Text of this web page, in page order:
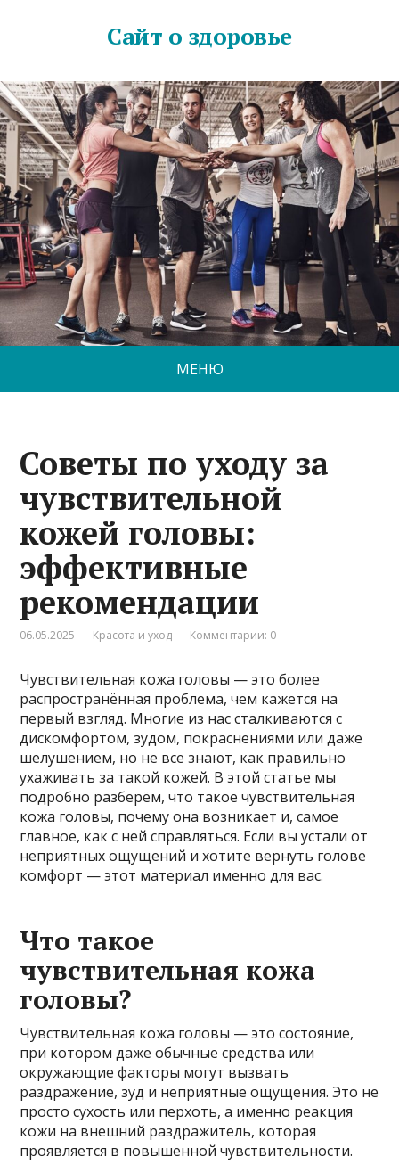
Сайт о здоровье
МЕНЮ
Советы по уходу за
чувствительной
кожей головы:
эффективные
рекомендации
06.05.2025 Красота и уход Комментарии: 0
Чувствительная кожа головы — это более
распространённая проблема, чем кажется на
первый взгляд. Многие из нас сталкиваются с
дискомфортом, зудом, покраснениями или даже
шелушением, но не все знают, как правильно
ухаживать за такой кожей. В этой статье мы
подробно разберём, что такое чувствительная
кожа головы, почему она возникает и, самое
главное, как с ней справляться. Если вы устали от
неприятных ощущений и хотите вернуть голове
комфорт — этот материал именно для вас.
Что такое
чувствительная кожа
головы?
Чувствительная кожа головы — это состояние,
при котором даже обычные средства или
окружающие факторы могут вызвать
раздражение, зуд и неприятные ощущения. Это не
просто сухость или перхоть, а именно реакция
кожи на внешний раздражитель, которая
проявляется в повышенной чувствительности.